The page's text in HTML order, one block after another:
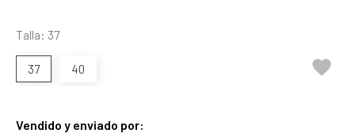
Talla: 37
37 40 
Vendido y enviado por: